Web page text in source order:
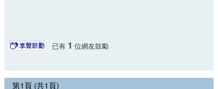
已有 1 位網友鼓勵
第1頁 (共1頁)